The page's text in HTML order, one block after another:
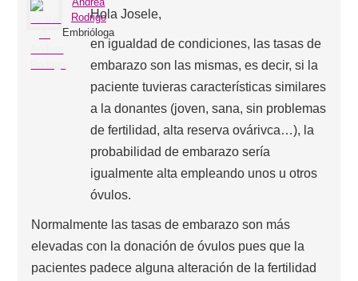
Rodrigo
Embrióloga
Hola Josele,
en igualdad de condiciones, las tasas de
embarazo son las mismas, es decir, si la
paciente tuvieras características similares
a la donantes (joven, sana, sin problemas
de fertilidad, alta reserva ovárivca…), la
probabilidad de embarazo sería
igualmente alta empleando unos u otros
óvulos.
Normalmente las tasas de embarazo son más
elevadas con la donación de óvulos pues que la
pacientes padece alguna alteración de la fertilidad